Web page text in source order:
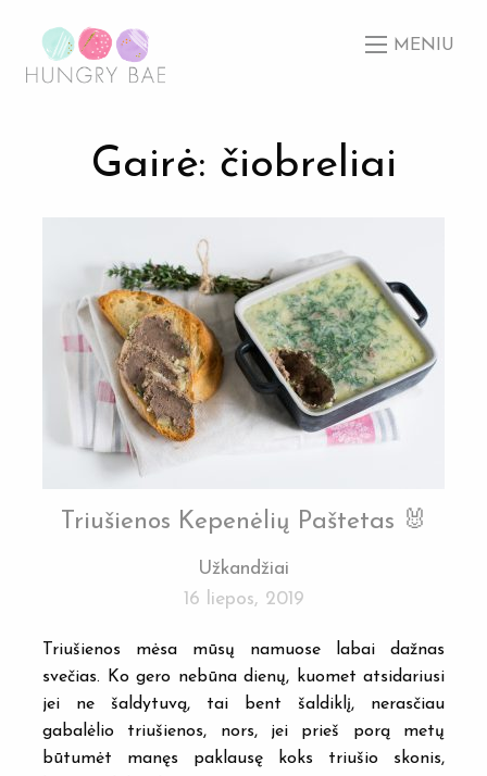
MENIU
Gairė: čiobreliai
Triušienos Kepenėlių Paštetas 🐰
Užkandžiai
16 liepos, 2019
Triušienos mėsa mūsų namuose labai dažnas
svečias. Ko gero nebūna dienų, kuomet atsidariusi
jei ne šaldytuvą, tai bent šaldiklį, nerasčiau
gabalėlio triušienos, nors, jei prieš porą metų
būtumėt manęs paklausę koks triušio skonis,